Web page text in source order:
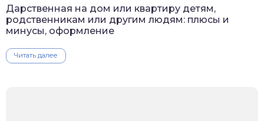
Дарственная на дом или квартиру детям,
родственникам или другим людям: плюсы и
минусы, оформление
Читать далее